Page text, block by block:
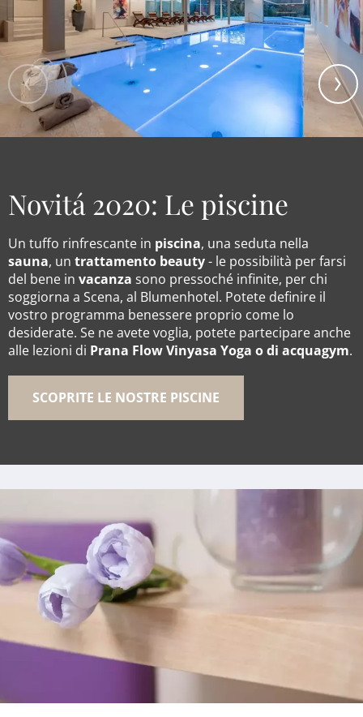
Novitá 2020: Le piscine
Un tuffo rinfrescante in piscina, una seduta nella
sauna, un trattamento beauty- le possibilità per farsi
del bene in vacanza sono pressoché infinite, per chi
soggiorna a Scena, al Blumenhotel. Potete definire il
vostro programma benessere proprio come lo
desiderate. Se ne avete voglia, potete partecipare anche
alle lezioni di Prana Flow Vinyasa Yoga o di acquagym.
SCOPRITE LE NOSTRE PISCINE